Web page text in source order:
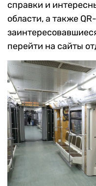
справки и
области, а также
перейти на сайты